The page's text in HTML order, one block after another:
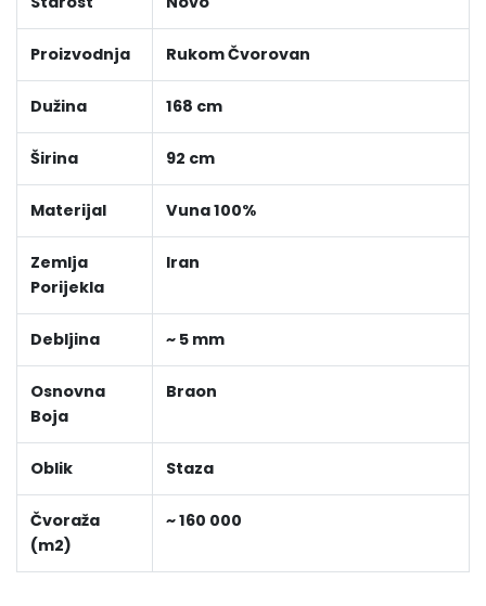
Proizvodnja Rukom Čvorovan
Dužina 168 cm
Širina 92 cm
Materijal Vuna 100%
Zemlja
Porijekla
Iran
Debljina ~ 5 mm
Osnovna
Boja
Braon
Oblik Staza
Čvoraža
(m2)
~ 160 000